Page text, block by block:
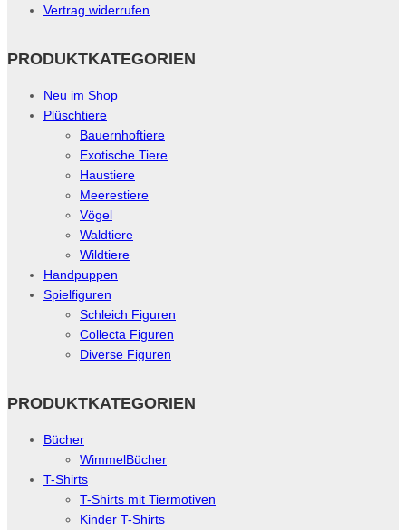
Vertrag widerrufen
PRODUKTKATEGORIEN
Neu im Shop
Plüschtiere
Bauernhoftiere
Exotische Tiere
Haustiere
Meerestiere
Vögel
Waldtiere
Wildtiere
Handpuppen
Spielfiguren
Schleich Figuren
Collecta Figuren
Diverse Figuren
PRODUKTKATEGORIEN
Bücher
WimmelBücher
T-Shirts
T-Shirts mit Tiermotiven
Kinder T-Shirts